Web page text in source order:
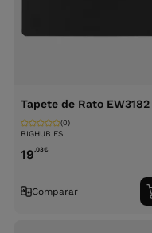
Tapete de Rato EW3182
BIGHUB ES
(0)
19,03€
Comparar